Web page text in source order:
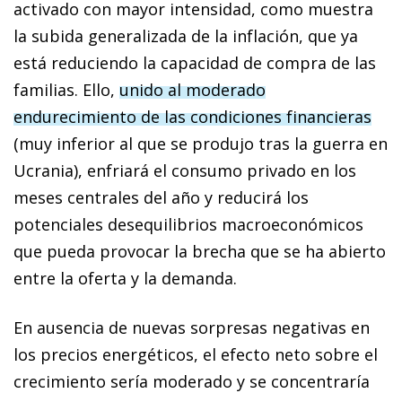
activado con mayor intensidad, como muestra
la subida generalizada de la inflación, que ya
está reduciendo la capacidad de compra de las
familias. Ello, unido al moderado
endurecimiento de las condiciones financieras
(muy inferior al que se produjo tras la guerra en
Ucrania), enfriará el consumo privado en los
meses centrales del año y reducirá los
potenciales desequilibrios macroeconómicos
que pueda provocar la brecha que se ha abierto
entre la oferta y la demanda.
En ausencia de nuevas sorpresas negativas en
los precios energéticos, el efecto neto sobre el
crecimiento sería moderado y se concentraría